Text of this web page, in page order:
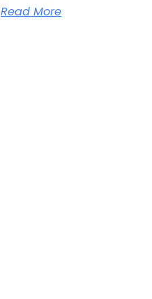
Read More